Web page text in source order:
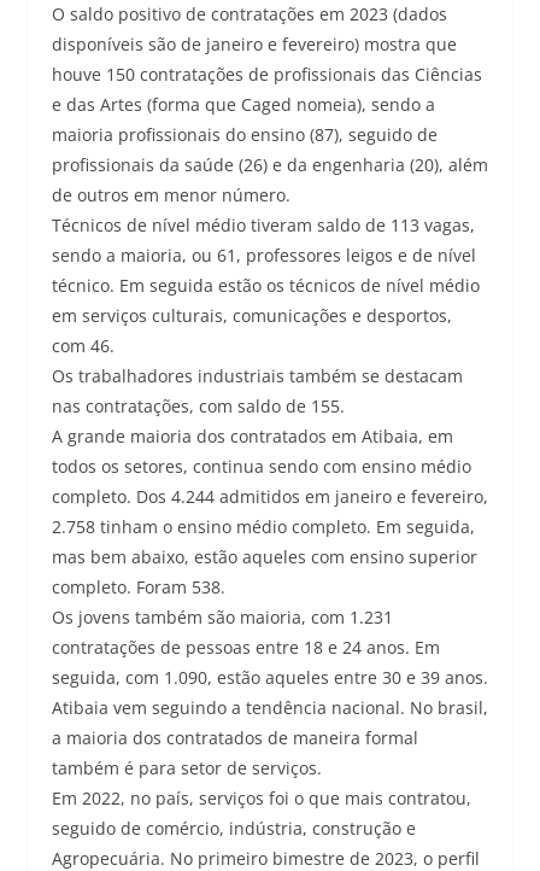
O saldo positivo de contratações em 2023 (dados
disponíveis são de janeiro e fevereiro) mostra que
houve 150 contratações de profissionais das Ciências
e das Artes (forma que Caged nomeia), sendo a
maioria profissionais do ensino (87), seguido de
profissionais da saúde (26) e da engenharia (20), além
de outros em menor número.
Técnicos de nível médio tiveram saldo de 113 vagas,
sendo a maioria, ou 61, professores leigos e de nível
técnico. Em seguida estão os técnicos de nível médio
em serviços culturais, comunicações e desportos,
com 46.
Os trabalhadores industriais também se destacam
nas contratações, com saldo de 155.
A grande maioria dos contratados em Atibaia, em
todos os setores, continua sendo com ensino médio
completo. Dos 4.244 admitidos em janeiro e fevereiro,
2.758 tinham o ensino médio completo. Em seguida,
mas bem abaixo, estão aqueles com ensino superior
completo. Foram 538.
Os jovens também são maioria, com 1.231
contratações de pessoas entre 18 e 24 anos. Em
seguida, com 1.090, estão aqueles entre 30 e 39 anos.
Atibaia vem seguindo a tendência nacional. No brasil,
a maioria dos contratados de maneira formal
também é para setor de serviços.
Em 2022, no país, serviços foi o que mais contratou,
seguido de comércio, indústria, construção e
Agropecuária. No primeiro bimestre de 2023, o perfil